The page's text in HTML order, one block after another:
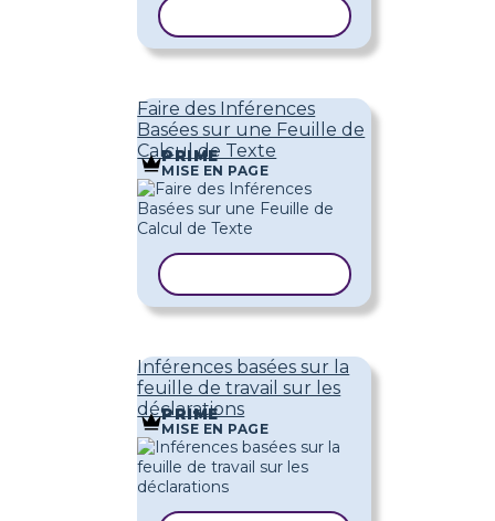
Faire des Inférences
Basées sur une Feuille de
Calcul de Texte
PRIME
MISE EN PAGE
Inférences basées sur la
feuille de travail sur les
déclarations
PRIME
MISE EN PAGE